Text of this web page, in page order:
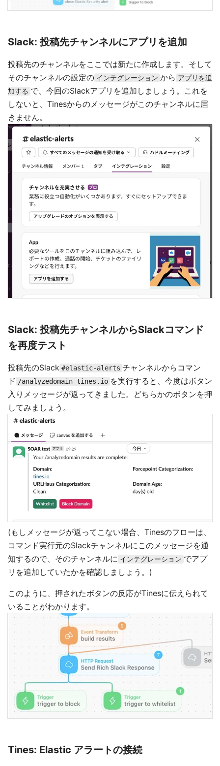
Slack: 投稿先チャンネルにアプリを追加
投稿先のチャンネルをここでは新たに作成します。そして
そのチャンネルの設定の インテグレーション から アプリを追
加する で、今回のSlackアプリを追加しましょう。これを
しないと、Tinesからのメッセージがこのチャンネルに届
きません。
Slack: 投稿先チャンネルからSlackコマンド
を再度テスト
投稿先のSlack #elastic-alerts チャンネルからコマン
ド /analyzedomain tines.io を実行すると、今度はボタン
入りメッセージが返ってきました。どちらかのボタンを押
してみましょう。
(もしメッセージが返ってこない場合、Tinesのフローは、
コマンド実行元のSlackチャンネルにこのメッセージを通
知するので、そのチャンネルに インテグレーション でアプ
リを追加していたかを確認しましょう。)
このように、押されたボタンの反応がTinesに伝えられて
いることがわかります。
Tines: Elastic アラートの接続